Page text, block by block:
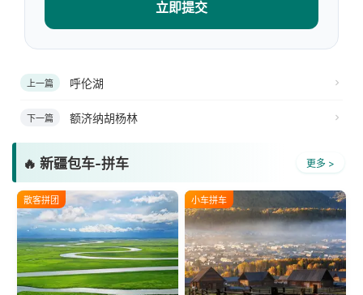
立即提交
上一篇 呼伦湖
下一篇 额济纳胡杨林
🔥 新疆包车-拼车 更多 >
散客拼团 小车拼车